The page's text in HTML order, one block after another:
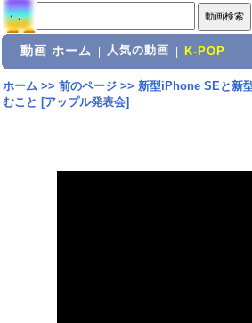
動画 ホーム 人気の動画 K-POP
ホーム>> 前のページ>> 新型iPhone SEと新
むこと [アップル発表会]